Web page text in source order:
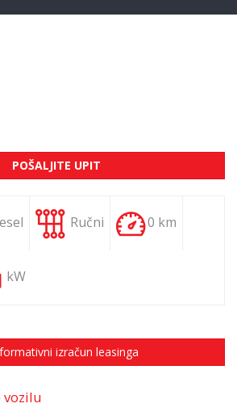
POŠALJITE UPIT
Ručni 0 km
kW
izračun leasinga
vozilu